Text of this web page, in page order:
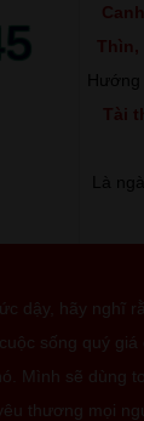
Thìn,
Hướng
Tài
Là
dậy, hãy nghĩ
sống quý
Mình sẽ dùng
thương mọi